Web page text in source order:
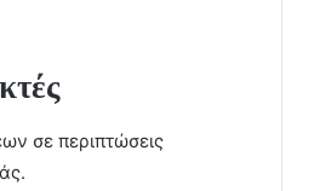
σε περιπτώσεις